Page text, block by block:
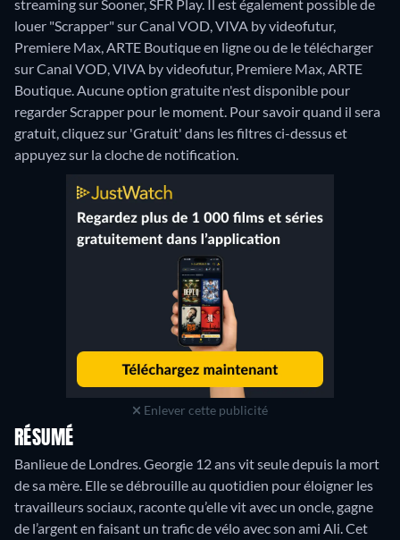
streaming sur Sooner, SFR Play. Il est également possible de
louer "Scrapper" sur Canal VOD, VIVA by videofutur,
Premiere Max, ARTE Boutique en ligne ou de le télécharger
sur Canal VOD, VIVA by videofutur, Premiere Max, ARTE
Boutique.Aucune option gratuite n'est disponible pour
regarder Scrapper pour le moment. Pour savoir quand il sera
gratuit, cliquez sur 'Gratuit' dans les filtres ci-dessus et
appuyez sur la cloche de notification.
Enlever cette publicité
RÉSUMÉ
Banlieue de Londres. Georgie 12 ans vit seule depuis la mort
de sa mère. Elle se débrouille au quotidien pour éloigner les
travailleurs sociaux, raconte qu’elle vit avec un oncle, gagne
de l’argent en faisant un trafic de vélo avec son ami Ali. Cet